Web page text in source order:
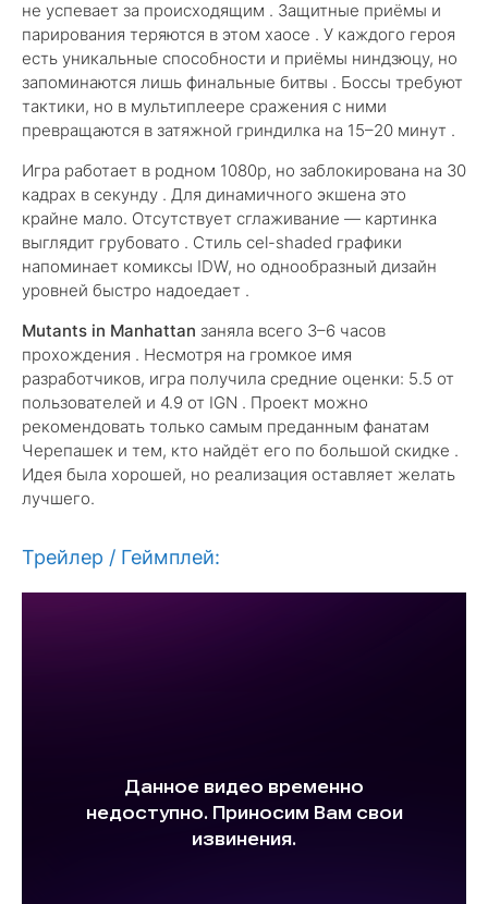
не успевает за происходящим . Защитные приёмы и
парирования теряются в этом хаосе . У каждого героя
есть уникальные способности и приёмы ниндзюцу, но
запоминаются лишь финальные битвы . Боссы требуют
тактики, но в мультиплеере сражения с ними
превращаются в затяжной гриндилка на 15–20 минут .
Игра работает в родном 1080p, но заблокирована на 30
кадрах в секунду . Для динамичного экшена это
крайне мало. Отсутствует сглаживание — картинка
выглядит грубовато . Стиль cel-shaded графики
напоминает комиксы IDW, но однообразный дизайн
уровней быстро надоедает .
Mutants in Manhattan заняла всего 3–6 часов
прохождения . Несмотря на громкое имя
разработчиков, игра получила средние оценки: 5.5 от
пользователей и 4.9 от IGN . Проект можно
рекомендовать только самым преданным фанатам
Черепашек и тем, кто найдёт его по большой скидке .
Идея была хорошей, но реализация оставляет желать
лучшего.
Трейлер / Геймплей: